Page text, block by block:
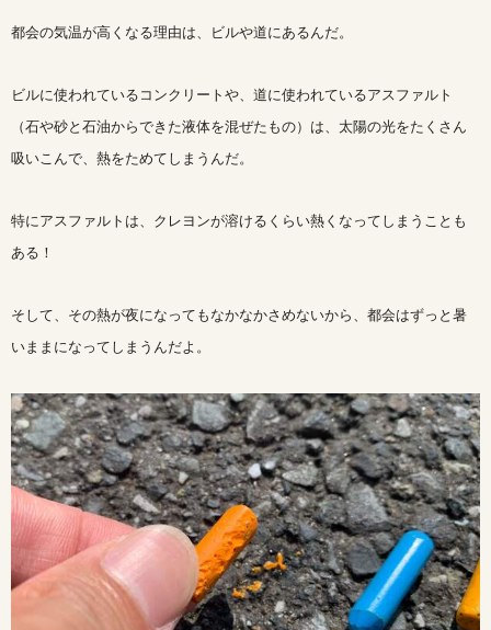
都会の気温が高くなる理由は、ビルや道にあるんだ。
ビルに使われているコンクリートや、道に使われているアスファルト
（石や砂と石油からできた液体を混ぜたもの）は、太陽の光をたくさん
吸いこんで、熱をためてしまうんだ。
特にアスファルトは、クレヨンが溶けるくらい熱くなってしまうことも
ある！
そして、その熱が夜になってもなかなかさめないから、都会はずっと暑
いままになってしまうんだよ。